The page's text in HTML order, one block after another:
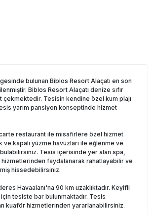
bulunan Biblos Resort Alaçatı en son
Biblos Resort Alaçatı denize sıfır
çekmektedir. Tesisin kendine özel kum plajı
yarım pansiyon konseptinde hizmet
restaurant ile misafirlere özel hizmet
ve kapalı yüzme havuzları ile eğlenme ve
Tesis içerisinde yer alan spa,
hizmetlerinden faydalanarak rahatlayabilir ve
hissedebilirsiniz.
Havaalanı'na 90 km uzaklıktadır. Keyifli
tesiste bar bulunmaktadır. Tesis
kuaför hizmetlerinden yararlanabilirsiniz.